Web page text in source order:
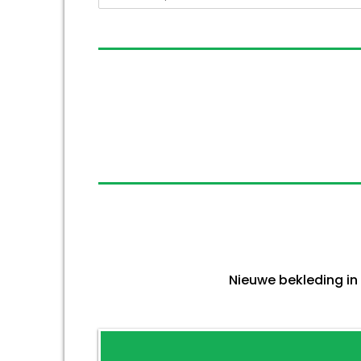
Nieuwe bekleding